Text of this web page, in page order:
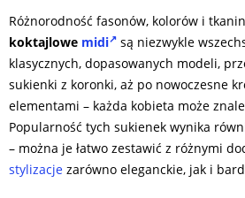
Różnorodność fasonów, kolorów i
koktajlowe midi
są niezwykle
klasycznych, dopasowanych modeli,
sukienki z koronki, aż po nowoczesne
elementami – każda kobieta może
Popularność tych sukienek wynika
– można je łatwo zestawić z różnymi
stylizacje zarówno eleganckie, jak i